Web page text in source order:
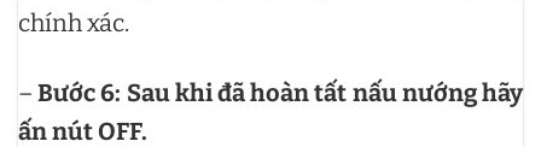
chính xác.
–Bước 6: Sau khi đã hoàn tất nấu nướng hãy
ấn nút OFF.